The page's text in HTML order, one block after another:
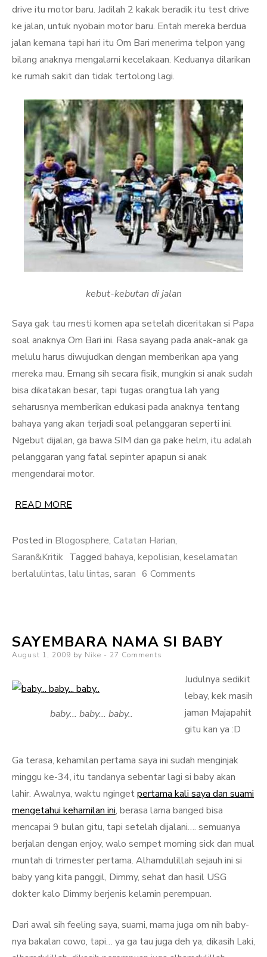
drive itu motor baru. Jadilah 2 kakak beradik itu test drive
ke jalan, untuk nyobain motor baru. Entah mereka berdua
jalan kemana tapi hari itu Om Bari menerima telpon yang
bilang anaknya mengalami kecelakaan. Keduanya dilarikan
ke rumah sakit dan tidak tertolong lagi.
kebut-kebutan di jalan
Saya gak tau mesti komen apa setelah diceritakan si Papa
soal anaknya Om Bari ini. Rasa sayang pada anak-anak ga
melulu harus diwujudkan dengan memberikan apa yang
mereka mau. Emang sih secara fisik, mungkin si anak sudah
bisa dikatakan besar, tapi tugas orangtua lah yang
seharusnya memberikan edukasi pada anaknya tentang
bahaya yang akan terjadi soal pelanggaran seperti ini.
Ngebut dijalan, ga bawa SIM dan ga pake helm, itu adalah
pelanggaran yang fatal sepinter apapun si anak
mengendarai motor.
READ MORE
Posted in Blogosphere, Catatan Harian,
Saran&Kritik Tagged bahaya, kepolisian, keselamatan
berlalulintas, lalu lintas, saran 6 Comments
Nyata
Masyarakat
SAYEMBARA NAMA SI BABY
Posted
August 1, 2009 by Nike 27 Comments
baby... baby... baby..
Judulnya sedikit
lebay, kek masih
jaman Majapahit
gitu kan ya :D
Ga terasa, kehamilan pertama saya ini sudah menginjak
minggu ke-34, itu tandanya sebentar lagi si baby akan
lahir. Awalnya, waktu ngingetpertama kali saya dan suami
mengetahui kehamilan ini, berasa lama banged bisa
mencapai 9 bulan gitu, tapi setelah dijalani…. semuanya
berjalan dengan enjoy, walo sempet morning sick dan mual
muntah di trimester pertama. Alhamdulillah sejauh ini si
baby yang kita panggil, Dimmy, sehat dan hasil USG
dokter kalo Dimmy berjenis kelamin perempuan.
Dari awal sih feeling saya, suami, mama juga om nih baby-
nya bakalan cowo, tapi… ya ga tau juga deh ya, dikasih Laki,